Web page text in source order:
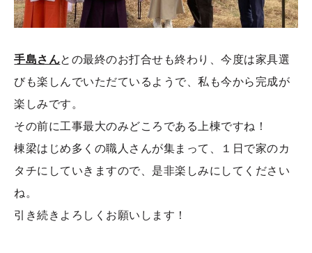
手島さんとの最終のお打合せも終わり、今度は家具選
びも楽しんでいただているようで、私も今から完成が
楽しみです。
その前に工事最大のみどころである上棟ですね！
棟梁はじめ多くの職人さんが集まって、１日で家のカ
タチにしていきますので、是非楽しみにしてください
ね。
引き続きよろしくお願いします！